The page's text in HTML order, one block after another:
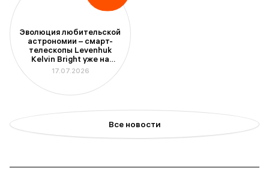
Эволюция любительской
астрономии – смарт-
телескопы Levenhuk
Kelvin Bright уже на
складе
17.07.2026
Все новости